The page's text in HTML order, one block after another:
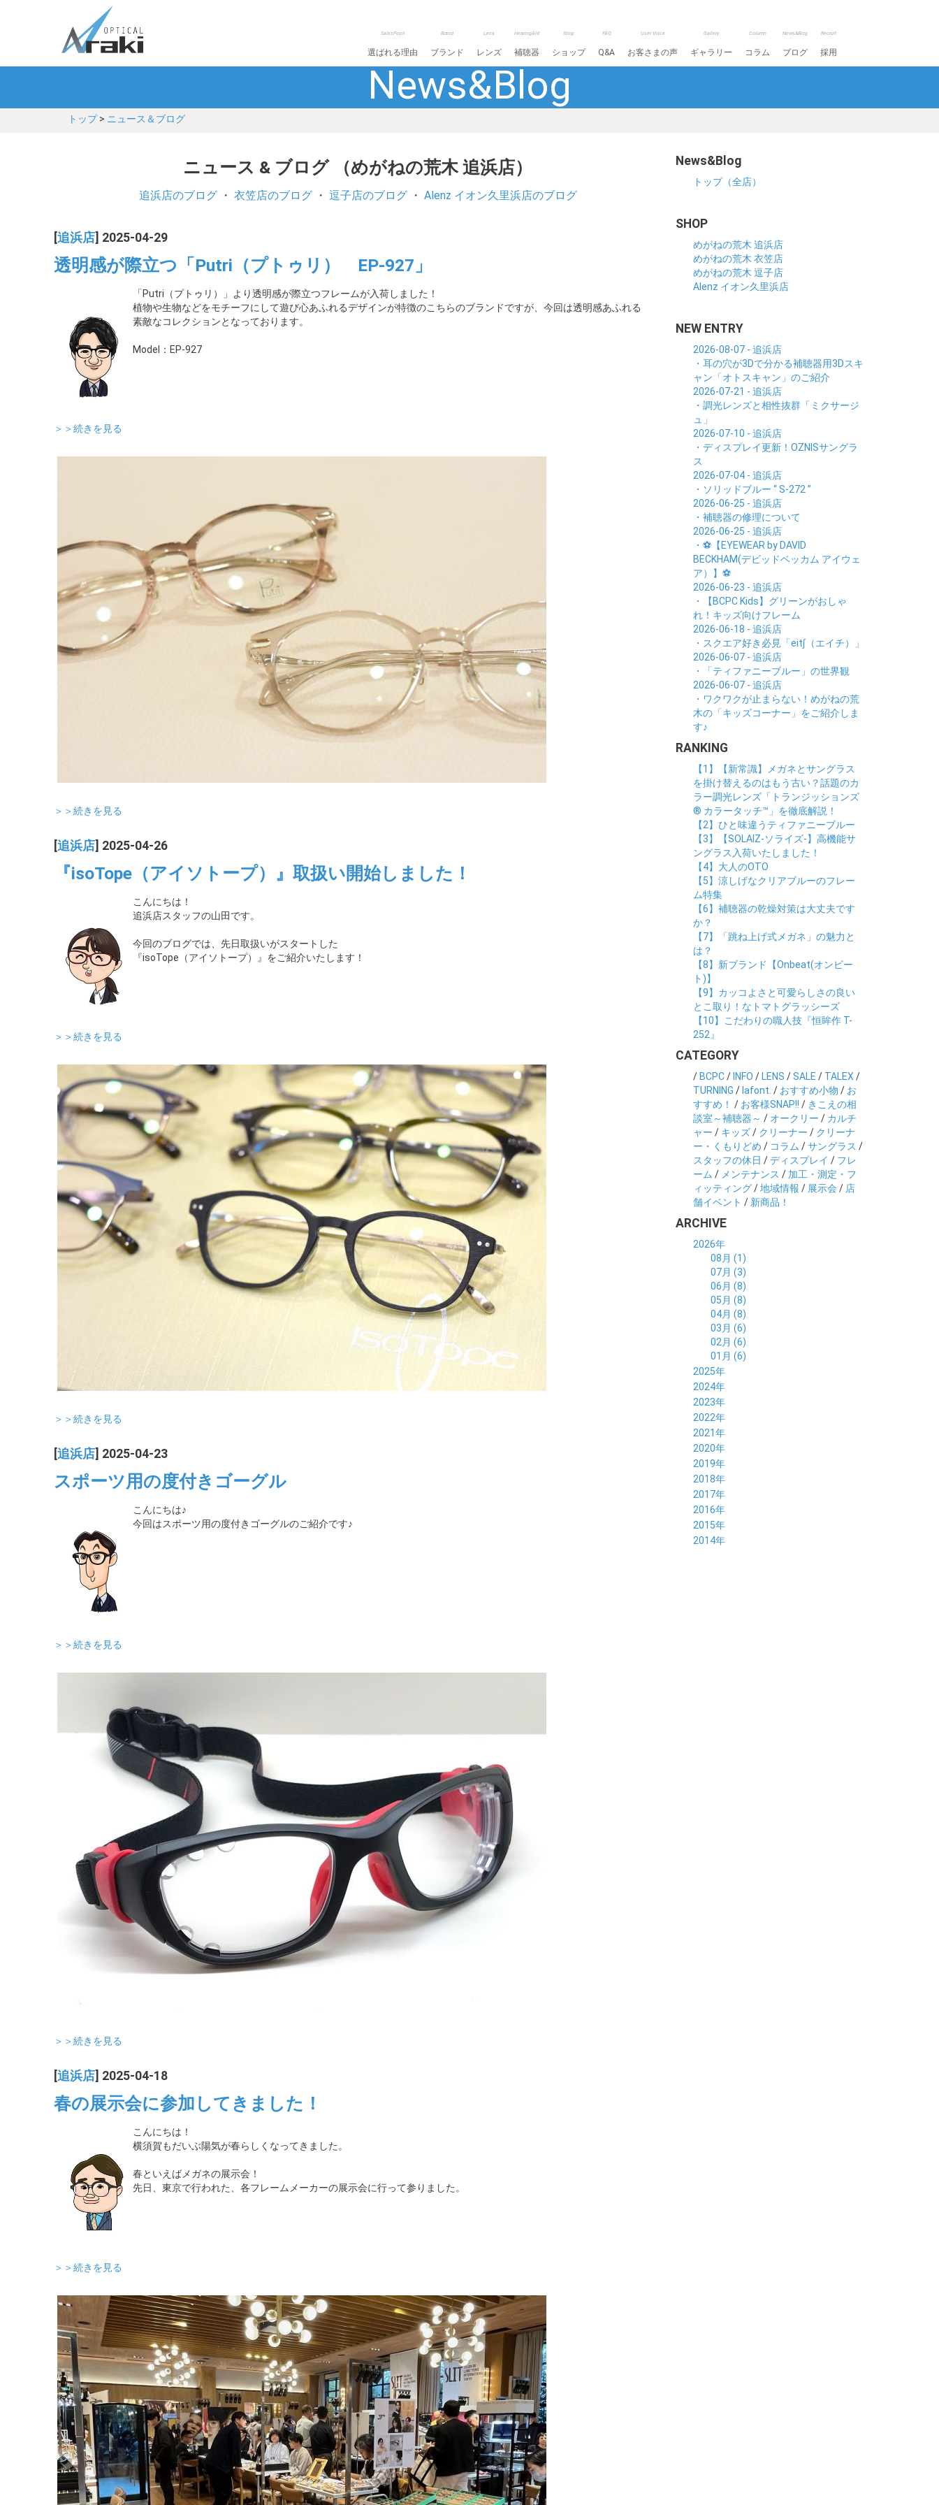
SalesPoint
選ばれる理由
Brand
ブランド
Lens
レンズ
HearingAid
補聴器
Shop
ショップ
FAQ
Q&A
User Voice
お客さまの声
Gallery
ギャラリー
Column
コラム
News&Blog
ブログ
Recruit
採用
News&Blog
トップ> ニュース＆ブログ
ニュース & ブログ （めがねの荒木 追浜店）
追浜店のブログ・ 衣笠店のブログ・ 逗子店のブログ・ Alenz イオン久里浜店のブログ
追浜店 ] 2025-04-29
透明感が際立つ「Putri（プトゥリ） EP-927」
「Putri（プトゥリ）」より透明感が際立つフレームが入荷しました！
植物や生物などをモチーフにして遊び心あふれるデザインが特徴のこちらのブランドですが、今回は透明感あふれる
素敵なコレクションとなっております。
Model：EP-927
＞＞続きを見る
＞＞続きを見る
追浜店 ] 2025-04-26
『isoTope（アイソトープ）』取扱い開始しました！
こんにちは！
追浜店スタッフの山田です。
今回のブログでは、先日取扱いがスタートした
『isoTope（アイソトープ）』をご紹介いたします！
＞＞続きを見る
＞＞続きを見る
追浜店 ] 2025-04-23
スポーツ用の度付きゴーグル
こんにちは♪
今回はスポーツ用の度付きゴーグルのご紹介です♪
＞＞続きを見る
＞＞続きを見る
追浜店 ] 2025-04-18
春の展示会に参加してきました！
こんにちは！
横須賀もだいぶ陽気が春らしくなってきました。
春といえばメガネの展示会！
先日、東京で行われた、各フレームメーカーの展示会に行って参りました。
＞＞続きを見る
News&Blog
トップ（全店）
SHOP
めがねの荒木 追浜店
めがねの荒木 衣笠店
めがねの荒木 逗子店
Alenz イオン久里浜店
NEW ENTRY
2026-08-07 - 追浜店
・耳の穴が3Dで分かる補聴器用3Dスキ
ャン「オトスキャン」のご紹介
2026-07-21 - 追浜店
・調光レンズと相性抜群「ミクサージ
ュ」
2026-07-10 - 追浜店
・ディスプレイ更新！OZNISサングラ
ス
2026-07-04 - 追浜店
・ソリッドブルー “ S-272 ”
2026-06-25 - 追浜店
・補聴器の修理について
2026-06-25 - 追浜店
・⚽【EYEWEAR by DAVID
BECKHAM(デビッドベッカム アイウェ
ア）】⚽
2026-06-23 - 追浜店
・【BCPC Kids】グリーンがおしゃ
れ！キッズ向けフレーム
2026-06-18 - 追浜店
・スクエア好き必見「eit∫（エイチ）」
2026-06-07 - 追浜店
・「ティファニーブルー」の世界観
2026-06-07 - 追浜店
・ワクワクが止まらない！めがねの荒
木の「キッズコーナー」をご紹介しま
す♪
RANKING
【1】【新常識】メガネとサングラス
を掛け替えるのはもう古い？話題のカ
ラー調光レンズ「トランジッションズ
® カラータッチ™」を徹底解説！
【2】ひと味違うティファニーブルー
【3】【SOLAIZ-ソライズ-】高機能サ
ングラス入荷いたしました！
【4】大人のOTO
【5】涼しげなクリアブルーのフレー
ム特集
【6】補聴器の乾燥対策は大丈夫です
か？
【7】「跳ね上げ式メガネ」の魅力と
は？
【8】新ブランド【Onbeat(オンビー
ト)】
【9】カッコよさと可愛らしさの良い
とこ取り！なトマトグラッシーズ
【10】こだわりの職人技『恒眸作 T-
252』
CATEGORY
/ BCPC/ INFO / LENS /SALE / TALEX /
TURNING / lafont. / おすすめ小物 / お
すすめ！ / お客様SNAP!! / きこえの相
談室～補聴器～ / オークリー / カルチ
ャー / キッズ/ クリーナー / クリーナ
ー・くもりどめ / コラム /サングラス /
スタッフの休日 /ディスプレイ / フレ
ーム / メンテナンス / 加工・測定・フ
ィッティング/地域情報 / 展示会 / 店
舗イベント / 新商品！
ARCHIVE
2026年
08月 (1)
07月 (3)
06月 (8)
05月 (8)
04月 (8)
03月 (6)
02月 (6)
01月 (6)
2025年
12月 (5)
11月 (3)
10月 (6)
09月 (5)
08月 (6)
07月 (4)
06月 (7)
05月 (6)
04月 (8)
03月 (6)
02月 (5)
01月 (7)
2024年
12月 (4)
11月 (8)
10月 (6)
09月 (7)
08月 (8)
07月 (5)
06月 (6)
05月 (4)
04月 (7)
03月 (6)
02月 (5)
2023年
12月 (3)
11月 (6)
10月 (6)
09月 (6)
08月 (8)
07月 (8)
06月 (8)
05月 (9)
04月 (8)
03月 (8)
2022年
12月 (12)
11月 (6)
10月 (5)
09月 (7)
08月 (5)
07月 (3)
06月 (5)
05月 (7)
04月 (6)
2021年
12月 (5)
11月 (5)
10月 (6)
09月 (5)
08月 (11)
07月 (5)
06月 (6)
05月 (6)
2020年
12月 (3)
11月 (6)
10月 (5)
09月 (8)
08月 (6)
07月 (7)
06月 (6)
2019年
12月 (7)
11月 (4)
10月 (8)
09月 (4)
08月 (7)
07月 (3)
2018年
12月 (8)
11月 (7)
10月 (8)
09月 (5)
08月 (7)
2017年
12月 (6)
11月 (6)
10月 (5)
2016年
12月 (8)
11月 (4)
2015年
12月 (8)
2014年